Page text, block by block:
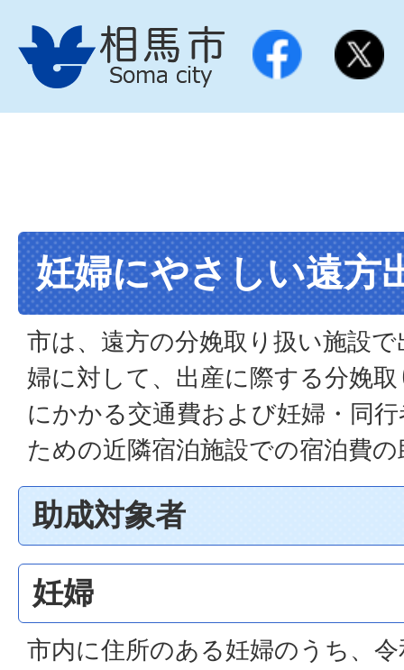
妊婦にやさしい遠方
市は、遠方の分娩取り扱い施設
婦に対して、出産に際する分娩
にかかる交通費および妊婦・同
ための近隣宿泊施設での宿泊費
助成対象者
妊婦
市内に住所のある妊婦のうち、